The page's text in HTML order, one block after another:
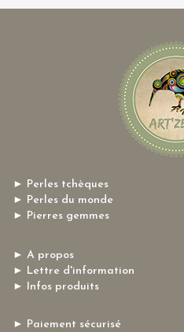
► Perles tchèques
► Perles du monde
► Pierres gemmes
► A propos
► Lettre d'information
► Infos produits
► Paiement sécurisé